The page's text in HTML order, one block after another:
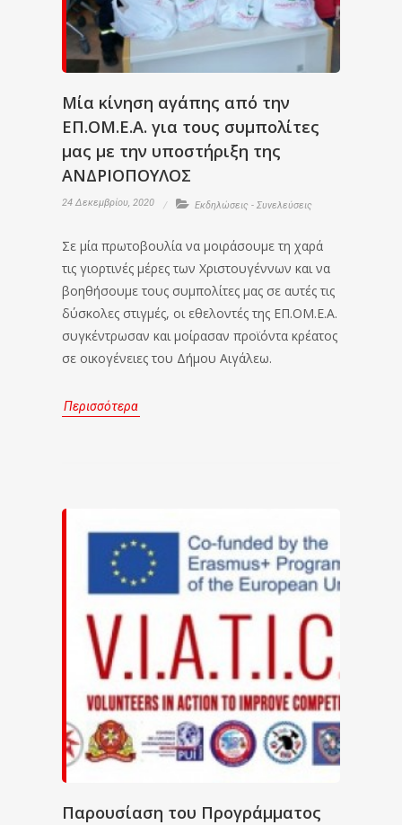
Μία κίνηση αγάπης από την
ΕΠ.ΟΜ.Ε.Α. για τους συμπολίτες
μας με την υποστήριξη της
ΑΝΔΡΙΟΠΟΥΛΟΣ
24 Δεκεμβρίου, 2020 Εκδηλώσεις - Συνελεύσεις
Σε μία πρωτοβουλία να μοιράσουμε τη χαρά
τις γιορτινές μέρες των Χριστουγέννων και να
βοηθήσουμε τους συμπολίτες μας σε αυτές τις
δύσκολες στιγμές, οι εθελοντές της ΕΠ.ΟΜ.Ε.Α.
συγκέντρωσαν και μοίρασαν προϊόντα κρέατος
σε οικογένειες του Δήμου Αιγάλεω.
Περισσότερα
Παρουσίαση του Προγράμματος